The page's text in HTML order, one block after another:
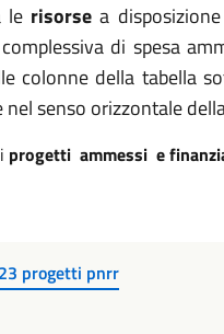
le risorsea
di spesa
colonne della tabella
senso orizzontale
progetti ammessi e
progetti pnrr